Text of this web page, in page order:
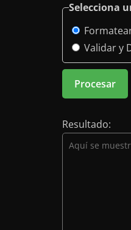
Selecciona
Validar y
Procesar
Resultado: